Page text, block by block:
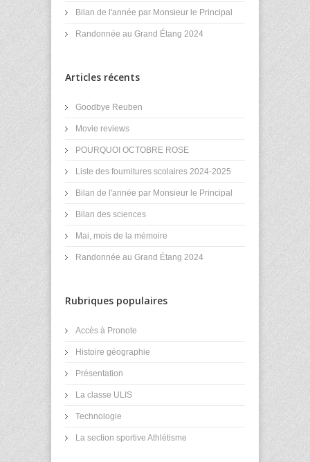
Bilan de l'année par Monsieur le Principal
Randonnée au Grand Étang 2024
Articles récents
Goodbye Reuben
Movie reviews
POURQUOI OCTOBRE ROSE
Liste des fournitures scolaires 2024-2025
Bilan de l'année par Monsieur le Principal
Bilan des sciences
Mai, mois de la mémoire
Randonnée au Grand Étang 2024
Rubriques populaires
Accès à Pronote
Histoire géographie
Présentation
La classe ULIS
Technologie
La section sportive Athlétisme